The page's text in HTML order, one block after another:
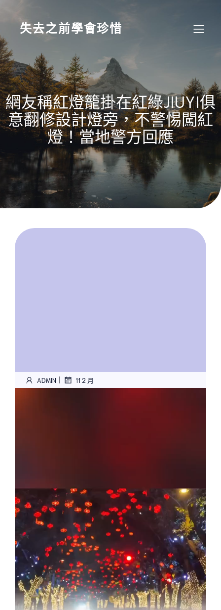
content
失去之前學會珍惜
網友稱紅燈籠掛在紅綠JIUYI俱
意翻修設計燈旁，不警惕闖紅
燈！當地警方回應
ADMIN | 11 2 月